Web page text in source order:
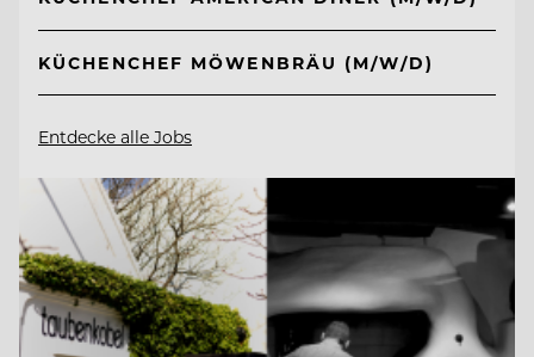
KÜCHENCHEF MÖWENBRÄU (M/W/D)
Entdecke alle Jobs